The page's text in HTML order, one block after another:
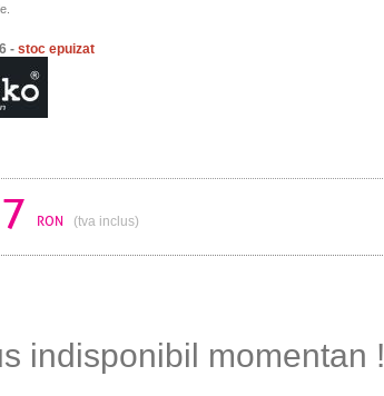
- stoc epuizat
RON (tva inclus)
indisponibil momentan !